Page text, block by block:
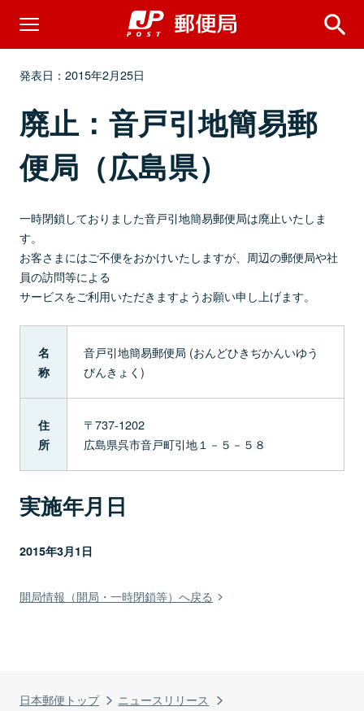
日本郵便トップ
ニュースリリース
発表日：2015年2月25日
廃止：音戸引地簡易郵
便局（広島県）
一時閉鎖しておりました音戸引地簡易郵便局は廃止いたしま
す。
お客さまにはご不便をおかけいたしますが、周辺の郵便局や社
員の訪問等による
サービスをご利用いただきますようお願い申し上げます。
名
称
音戸引地簡易郵便局 (おんどひきぢかんいゆう
びんきょく)
住
所
〒737-1202
広島県呉市音戸町引地１－５－５８
実施年月日
2015年3月1日
開局情報（開局・一時閉鎖等）へ戻る